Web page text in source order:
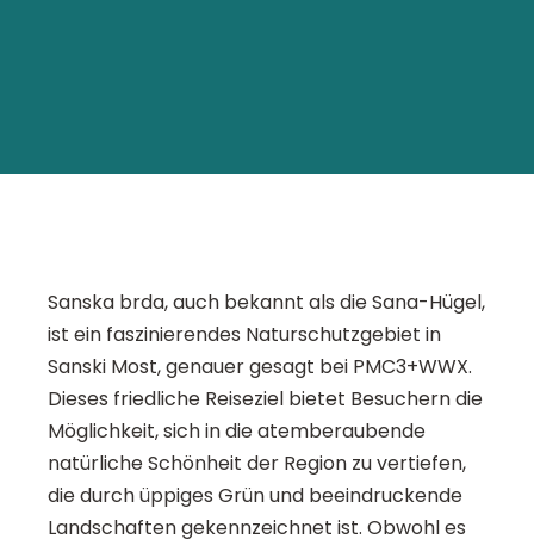
Sanska brda, auch bekannt als die Sana-Hügel,
ist ein faszinierendes Naturschutzgebiet in
Sanski Most, genauer gesagt bei PMC3+WWX.
Dieses friedliche Reiseziel bietet Besuchern die
Möglichkeit, sich in die atemberaubende
natürliche Schönheit der Region zu vertiefen,
die durch üppiges Grün und beeindruckende
Landschaften gekennzeichnet ist. Obwohl es